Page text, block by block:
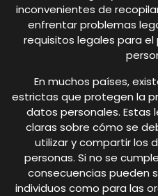
inconvenientes de
enfrentar problemas
requisitos legales para
En muchos países,
estrictas que protegen la
datos personales. Estas
claras sobre cómo se
utilizar y compartir los
personas. Si no se
consecuencias pueden
individuos como para las